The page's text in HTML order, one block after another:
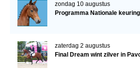
zondag 10 augustus
Programma Nationale keuring
zaterdag 2 augustus
Final Dream wint zilver in